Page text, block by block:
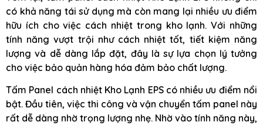
có khả năng tái sử dụng mà còn mang lại nhiều ưu điểm
hữu ích cho việc cách nhiệt trong kho lạnh. Với những
tính năng vượt trội như cách nhiệt tốt, tiết kiệm năng
lượng và dễ dàng lắp đặt, đây là sự lựa chọn lý tưởng
cho việc bảo quản hàng hóa đảm bảo chất lượng.
Tấm Panel cách nhiệt Kho Lạnh EPS có nhiều ưu điểm nổi
bật. Đầu tiên, việc thi công và vận chuyển tấm panel này
rất dễ dàng nhờ trọng lượng nhẹ. Nhờ vào tính năng này,